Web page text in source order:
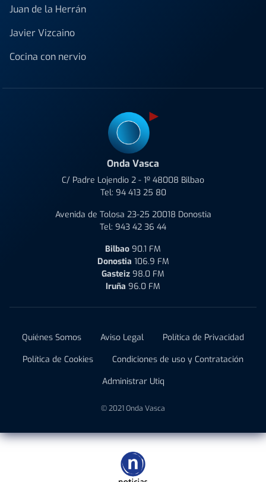
Juan de la Herrán
Javier Vizcaino
Cocina con nervio
Onda Vasca
C/ Padre Lojendio 2 - 1º 48008 Bilbao
Tel: 94 413 25 80
Avenida de Tolosa 23-25 20018 Donostia
Tel: 943 42 36 44
Bilbao 90.1 FM
Donostia 106.9 FM
Gasteiz 98.0 FM
Iruña 96.0 FM
Quiénes Somos Aviso Legal
Política de Privacidad
Política de Cookies
Condiciones de uso y Contratación
Administrar Utiq
© 2021 Onda Vasca